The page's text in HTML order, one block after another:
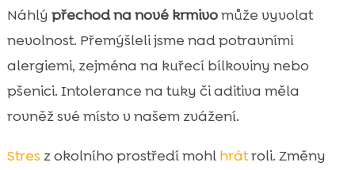
Náhlý přechod na nové krmivomůže vyvolat
nevolnost. Přemýšleli jsme nad potravními
alergiemi, zejména na kuřecí bílkoviny nebo
pšenici. Intolerance na tuky či aditiva měla
rovněž své místo v našem zvážení.
Stres z okolního prostředí mohl hrátroli. Změny